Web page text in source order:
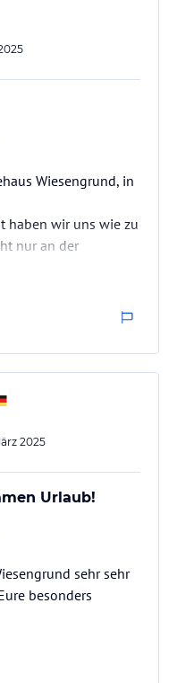
Wiesengrund, in
haben wir uns wie zu
nur an der
lieben Gastgeberin
und freundlichen Art,
Frühstücksraum ein
von Michi
2025
Urlaub!
sehr sehr
besonders